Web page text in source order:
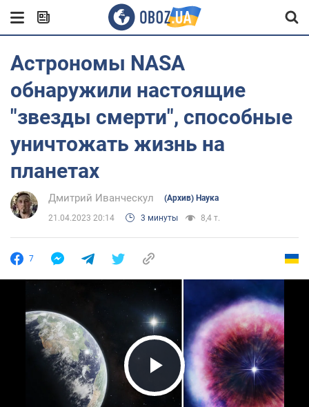
Астрономы NASA
обнаружили настоящие
"звезды смерти", способные
уничтожать жизнь на
планетах
Дмитрий Иванческул (Архив) Наука
21.04.2023 20:14 3 минуты 8,4 т.
7
Play Video